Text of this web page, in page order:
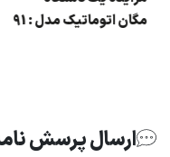
مزایده دولتی پاترول
ارسال پرسش